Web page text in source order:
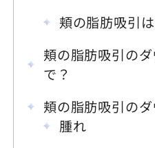
頬の脂肪吸引
頬の脂肪吸引の
で？
頬の脂肪吸引の
腫れ